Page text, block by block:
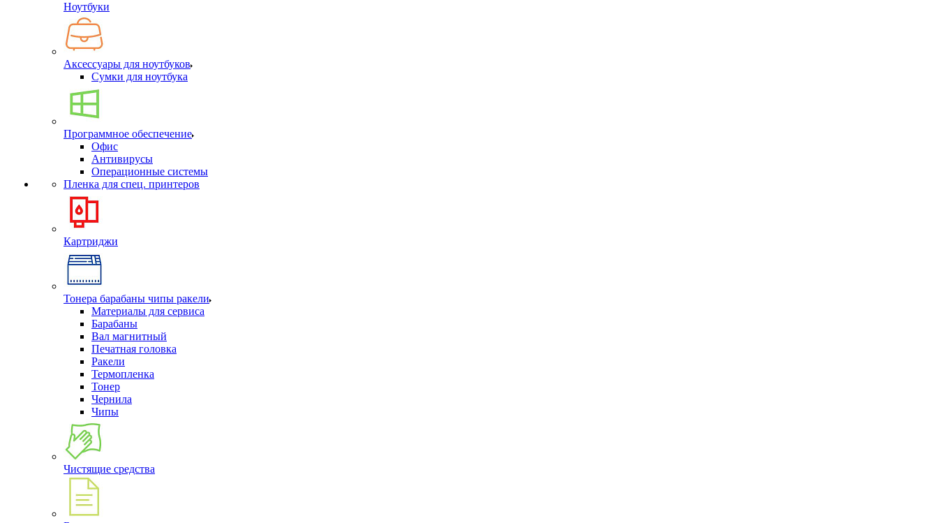
Ноутбуки
Аксессуары для ноутбуков
Сумки для ноутбука
Программное обеспечение
Офис
Антивирусы
Операционные системы
Пленка для спец. принтеров
Картриджи
Тонера барабаны чипы ракели
Материалы для сервиса
Барабаны
Вал магнитный
Печатная головка
Ракели
Термопленка
Тонер
Чернила
Чипы
Чистящие средства